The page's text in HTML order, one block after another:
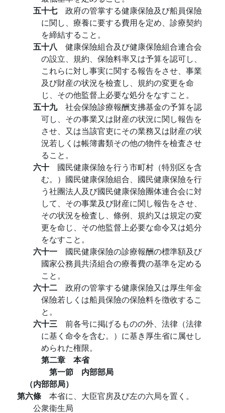
五十七 政府の管掌する健康保險及び船員保險
に関し、療養に要する費用を定め、診療契約
を締結すること。
五十八 健康保險組合及び健康保險組合連合会
の設立、規約、保險料率又は予算を認可し、
これらに対し事実に関する報告をさせ、事業
及び財産の状況を檢査し、規約の変更を命
じ、その他監督上必要な処分をなすこと。
五十九 社会保險診療報酬支拂基金の予算を認
可し、その事業又は財産の状況に関し報告を
させ、又は当該官吏にその業務又は財産の状
況若しくは帳簿書類その他の物件を檢査させ
ること。
六十 國民健康保險を行う市町村（特別区を含
む。）國民健康保險組合、國民健康保險を行
う社團法人及び國民健康保險團体連合会に対
して、その事業及び財産に関し報告をさせ、
その状況を檢査し、條例、規約又は規定の変
更を命じ、その他監督上必要な命令又は処分
をなすこと。
六十一 國民健康保險の診療報酬の標準額及び
國家公務員共済組合の療養費の基準を定める
こと。
六十二 政府の管掌する健康保險又は厚生年金
保險若しくは船員保險の保險料を徴收するこ
と。
六十三 前各号に掲げるものの外、法律（法律
に基く命令を含む。）に基き厚生省に属せし
められた権限。
第二章 本省
第一節 内部部局
（内部部局）
第六條 本省に、大臣官房及び左の六局を置く。
公衆衞生局